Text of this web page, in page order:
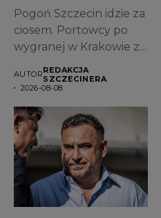
Pogoń Szczecin idzie za
ciosem. Portowcy po
wygranej w Krakowie z
AUTORREDAKCJA
SZCZECINERA
2026-08-08